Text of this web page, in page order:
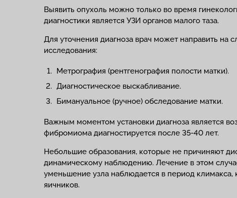
Выявить опухоль можно только во время
диагностики является УЗИ органов малого таза.
Для уточнения диагноза врач может направить
исследования:
Метрография (рентгенография полости матки).
Диагностическое выскабливание.
Бимануальное (ручное) обследование матки.
Важным моментом установки диагноза является
фибромиома диагностируется после 35-40 лет.
Небольшие образования, которые не причиняют
динамическому наблюдению. Лечение в этом
уменьшение узла наблюдается в период климакса,
яичников.